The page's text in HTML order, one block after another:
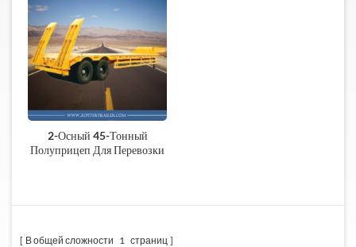
2-Осный 45-Тонный
Полуприцеп Для Перевозки
В общей сложности 1 страниц